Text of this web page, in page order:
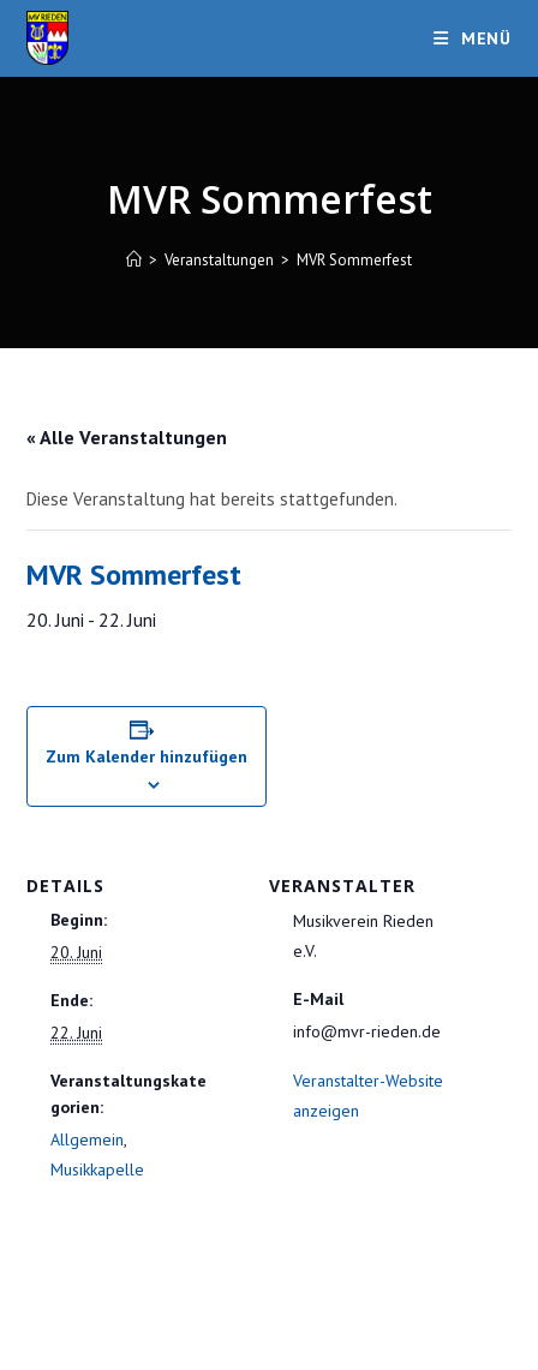
Zum
Inhalt
springen
MENÜ
MVR Sommerfest
> Veranstaltungen > MVR Sommerfest
« Alle Veranstaltungen
Diese Veranstaltung hat bereits stattgefunden.
MVR Sommerfest
20. Juni - 22. Juni
Zum Kalender hinzufügen
DETAILS
Beginn:
20. Juni
Ende:
22. Juni
Veranstaltungskate
gorien:
Allgemein,
Musikkapelle
VERANSTALTER
Musikverein Rieden
e.V.
E-Mail
info@mvr-rieden.de
Veranstalter-Website
anzeigen